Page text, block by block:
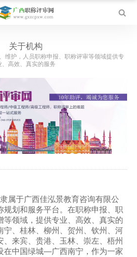
关于机构
维护，人员职称申报、职称评审等领域提供专
、高效、真实的服务
属于广西佳泓景教育咨询有限公
规划和服务平台。在职称申报、职
等领域 ，提供专业、高效、真实的
宁、桂林、柳州、贺州、钦州、河
、来宾、贵港、玉林、崇左、梧州
在中国绿城—广西南宁，作为一家